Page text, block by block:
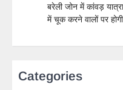
बरेली जोन में कांवड़
में चूक करने वालों पर
Categories